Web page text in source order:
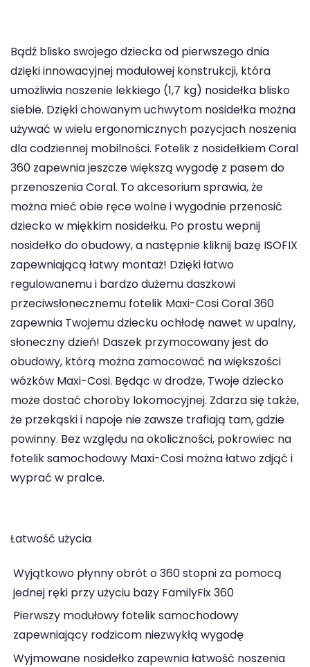
Bądź blisko swojego dziecka od pierwszego dnia
dzięki innowacyjnej modułowej konstrukcji, która
umożliwia noszenie lekkiego (1,7 kg) nosidełka blisko
siebie. Dzięki chowanym uchwytom nosidełka można
używać w wielu ergonomicznych pozycjach noszenia
dla codziennej mobilności. Fotelik z nosidełkiem Coral
360 zapewnia jeszcze większą wygodę z pasem do
przenoszenia Coral. To akcesorium sprawia, że
można mieć obie ręce wolne i wygodnie przenosić
dziecko w miękkim nosidełku. Po prostu wepnij
nosidełko do obudowy, a następnie kliknij bazę ISOFIX
zapewniającą łatwy montaż! Dzięki łatwo
regulowanemu i bardzo dużemu daszkowi
przeciwsłonecznemu fotelik Maxi-Cosi Coral 360
zapewnia Twojemu dziecku ochłodę nawet w upalny,
słoneczny dzień! Daszek przymocowany jest do
obudowy, którą można zamocować na większości
wózków Maxi-Cosi. Będąc w drodze, Twoje dziecko
może dostać choroby lokomocyjnej. Zdarza się także,
że przekąski i napoje nie zawsze trafiają tam, gdzie
powinny. Bez względu na okoliczności, pokrowiec na
fotelik samochodowy Maxi-Cosi można łatwo zdjąć i
wyprać w pralce.
Łatwość użycia
Wyjątkowo płynny obrót o 360 stopni za pomocą
jednej ręki przy użyciu bazy FamilyFix 360
Pierwszy modułowy fotelik samochodowy
zapewniający rodzicom niezwykłą wygodę
Wyjmowane nosidełko zapewnia łatwość noszenia